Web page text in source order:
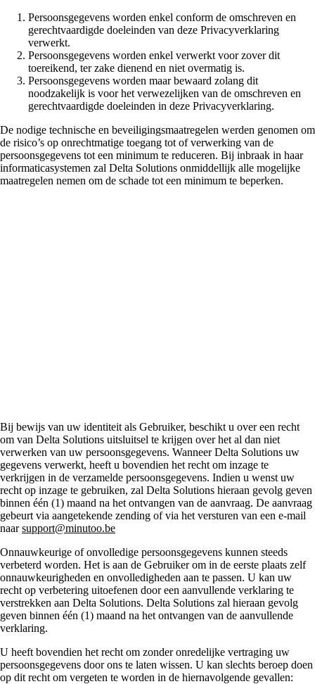
Persoonsgegevens worden enkel conform de omschreven en
gerechtvaardigde doeleinden van deze Privacyverklaring
verwerkt.
Persoonsgegevens worden enkel verwerkt voor zover dit
toereikend, ter zake dienend en niet overmatig is.
Persoonsgegevens worden maar bewaard zolang dit
noodzakelijk is voor het verwezelijken van de omschreven en
gerechtvaardigde doeleinden in deze Privacyverklaring.
De nodige technische en beveiligingsmaatregelen werden genomen om
de risico’s op onrechtmatige toegang tot of verwerking van de
persoonsgegevens tot een minimum te reduceren. Bij inbraak in haar
informaticasystemen zal Delta Solutions onmiddellijk alle mogelijke
maatregelen nemen om de schade tot een minimum te beperken.
Bij bewijs van uw identiteit als Gebruiker, beschikt u over een recht
om van Delta Solutions uitsluitsel te krijgen over het al dan niet
verwerken van uw persoonsgegevens. Wanneer Delta Solutions uw
gegevens verwerkt, heeft u bovendien het recht om inzage te
verkrijgen in de verzamelde persoonsgegevens. Indien u wenst uw
recht op inzage te gebruiken, zal Delta Solutions hieraan gevolg geven
binnen één (1) maand na het ontvangen van de aanvraag. De aanvraag
gebeurt via aangetekende zending of via het versturen van een e-mail
naarsupport@minutoo.be
Onnauwkeurige of onvolledige persoonsgegevens kunnen steeds
verbeterd worden. Het is aan de Gebruiker om in de eerste plaats zelf
onnauwkeurigheden en onvolledigheden aan te passen. U kan uw
recht op verbetering uitoefenen door een aanvullende verklaring te
verstrekken aan Delta Solutions. Delta Solutions zal hieraan gevolg
geven binnen één (1) maand na het ontvangen van de aanvullende
verklaring.
U heeft bovendien het recht om zonder onredelijke vertraging uw
persoonsgegevens door ons te laten wissen. U kan slechts beroep doen
op dit recht om vergeten te worden in de hiernavolgende gevallen: